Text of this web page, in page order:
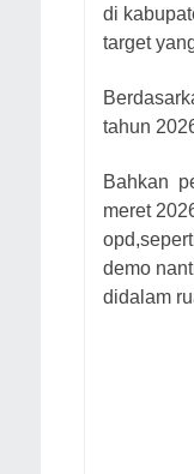
di
target
tahun
Bahkan
meret
demo
didalam